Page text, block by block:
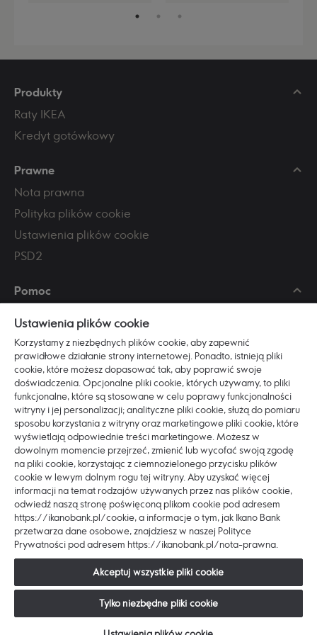
wierzytelności na tej
Produkty
Raty IKEA
Kredyt gotówkowy
Prawne
Nota prawna
Polityka plików cookie
Ustawienia plików cookie
PSD2
Pomoc
Najczęściej zadawane pytania
Regulaminy i dokumenty
Zasady bezpieczeństwa
Poznaj nas
O Ikano Banku
Pracuj z nami
ESG
Blog
Dostępność
Copyright © 2026 Ikano Bank AB (publ) SA Oddział w
Polsce. Wszystkie prawa zastrzeżone.
Ustawienia plików cookie
Korzystamy z niezbędnych plików cookie, aby zapewnić
prawidłowe działanie strony internetowej. Ponadto, istnieją pliki
cookie, które możesz dopasować tak, aby poprawić swoje
doświadczenia. Opcjonalne pliki cookie, których używamy, to pliki
funkcjonalne, które są stosowane w celu poprawy funkcjonalności
witryny i jej personalizacji; analityczne pliki cookie, służą do pomiaru
sposobu korzystania z witryny oraz marketingowe pliki cookie, które
wyświetlają odpowiednie treści marketingowe. Możesz w
dowolnym momencie przejrzeć, zmienić lub wycofać swoją zgodę
na pliki cookie, korzystając z ciemnozielonego przycisku plików
cookie w lewym dolnym rogu tej witryny. Aby uzyskać więcej
informacji na temat rodzajów używanych przez nas plików cookie,
odwiedź naszą stronę poświęconą plikom cookie pod adresem
https://ikanobank.pl/cookie, a informacje o tym, jak Ikano Bank
przetwarza dane osobowe, znajdziesz w naszej Polityce
Prywatności pod adresem https://ikanobank.pl/nota-prawna.
Akceptuj wszystkie pliki cookie
Tylko niezbędne pliki cookie